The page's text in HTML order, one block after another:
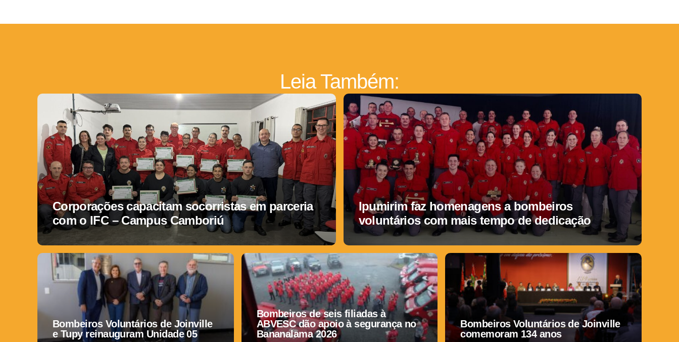
Leia Também:
Corporações capacitam socorristas em parceria
com o IFC – Campus Camboriú
Ipumirim faz homenagens a bombeiros
voluntários com mais tempo de dedicação
Bombeiros Voluntários de Joinville
e Tupy reinauguram Unidade 05
Bombeiros de seis filiadas à
ABVESC dão apoio à segurança no
Bananalama 2026
Bombeiros Voluntários de Joinville
comemoram 134 anos